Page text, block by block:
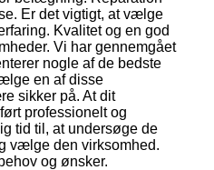
Er det vigtigt, at vælge
Kvalitet og en god
Vi har gennemgået
nogle af de bedste
en af disse
sikker på. At dit
professionelt og
tid til, at undersøge de
vælge den virksomhed.
og ønsker.